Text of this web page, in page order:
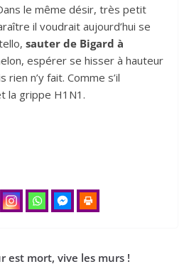
le même désir, très petit
il voudrait aujourd’hui se
sauter de Bigard à
espérer se hisser à hauteur
rien n’y fait. Comme s’il
la grippe H1N1.
est mort, vive les murs !